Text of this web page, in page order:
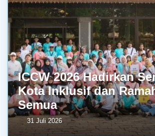
ICCW 2026 Hadirkan
Kota Inklusif dan
Semua
31 Juli 2026